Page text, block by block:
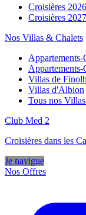
Croisières 2026
Croisières 2027
Nos Villas & Chalets
Appartements-
Villas de
Villas d'Albion
Tous nos
Club Med 2
Croisières dans les
Je navigue
Nos Offres